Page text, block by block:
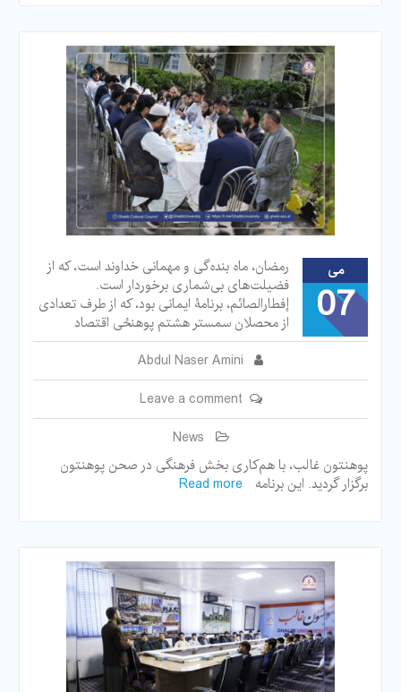
می
07
Abdul Naser Amini
Leave a comment
News
رمضان، ماه بنده‌گی و مهمانی خداوند است، که از
فضیلت‌های بی‌شماری برخوردار است.
إفطار‌الصائم، برنامۀ ایمانی بود، که از طرف تعدادی
از محصلان سمستر هشتم پوهنځی اقتصاد
پوهنتون غالب، با هم‌کاری بخش فرهنگی در صحن پوهنتون
برگزار گردید. این برنامه
Read more